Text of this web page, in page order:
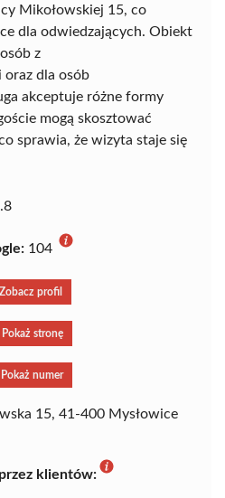
Mikołowskiej 15, co
dla odwiedzających. Obiekt
z
oraz dla osób
akceptuje różne formy
mogą skosztować
sprawia, że wizyta staje się
104
Zobacz profil
Pokaż stronę
Pokaż numer
15, 41-400 Mysłowice
klientów: